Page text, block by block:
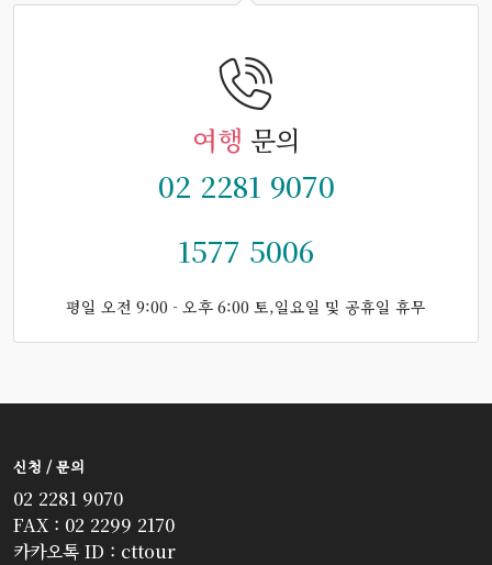
여행 문의
02 2281 9070
1577 5006
평일 오전 9:00 - 오후 6:00 토,일요일 및 공휴일 휴무
신청 / 문의
02 2281 9070
FAX : 02 2299 2170
카카오톡 ID : cttour